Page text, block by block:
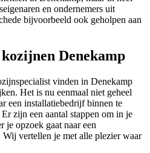
en ondernemers uit
bijvoorbeeld ook geholpen aan
Denekamp
vinden in Denekamp
Het is nu eenmaal niet geheel
een installatiebedrijf binnen te
zijn een aantal stappen om in je
je opzoek gaat naar een
vertellen je met alle plezier waar